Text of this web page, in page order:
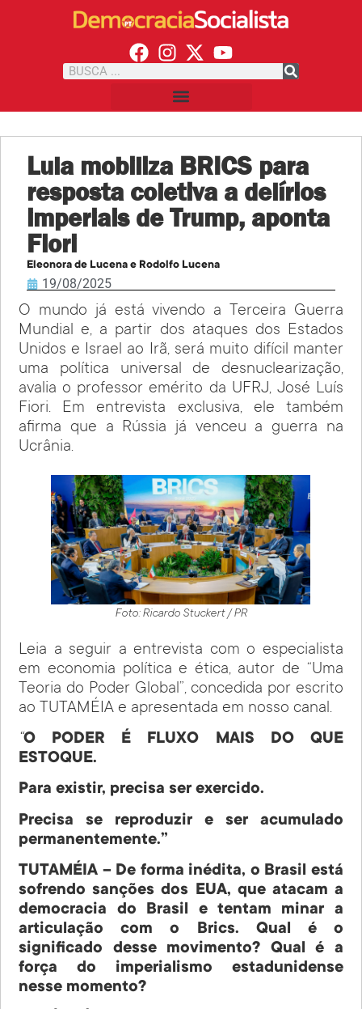
Lula mobiliza BRICS para
resposta coletiva a delírios
imperiais de Trump, aponta
Fiori
Eleonora de Lucena e Rodolfo Lucena
19/08/2025
O mundo já está vivendo a Terceira Guerra
Mundial e, a partir dos ataques dos Estados
Unidos e Israel ao Irã, será muito difícil manter
uma política universal de desnuclearização,
avalia o professor emérito da UFRJ, José Luís
Fiori. Em entrevista exclusiva, ele também
afirma que a Rússia já venceu a guerra na
Ucrânia.
Foto: Ricardo Stuckert / PR
Leia a seguir a entrevista com o especialista
em economia política e ética, autor de “Uma
Teoria do Poder Global”, concedida por escrito
ao TUTAMÉIA e apresentada em nosso canal.
“O PODER É FLUXO MAIS DO QUE
ESTOQUE.
Para existir, precisa ser exercido.
Precisa se reproduzir e ser acumulado
permanentemente.”
TUTAMÉIA – De forma inédita, o Brasil está
sofrendo sanções dos EUA, que atacam a
democracia do Brasil e tentam minar a
articulação com o Brics. Qual é o
significado desse movimento? Qual é a
força do imperialismo estadunidense
nesse momento?